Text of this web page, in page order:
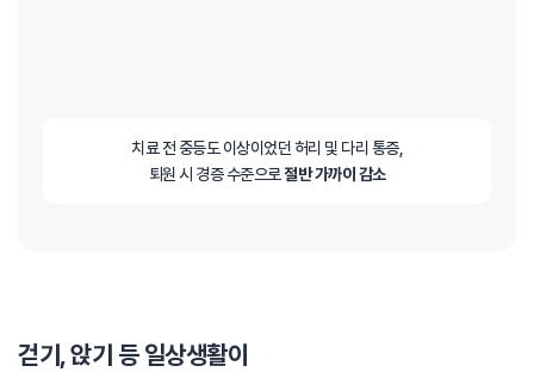
치료 전 중등도 이상이었던 허리 및 다리 통증,
퇴원 시 경증 수준으로절반 가까이 감소
걷기, 앉기 등 일상생활이